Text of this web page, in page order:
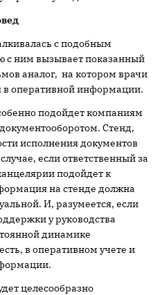
с подобным
с ним вызывает показанный
аналог, на котором врачи
оперативной информации.
подойдет компаниям
Стенд,
исполнения документов
если ответственный за
подойдет к
на стенде должна
И, разумеется, если
у руководства
динамике
в оперативном учете и
целесообразно